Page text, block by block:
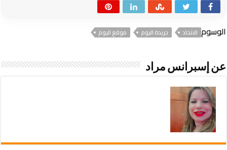
الوسوم الاتحاد جريدة اليوم موقع اليوم
عن إسبرانس مراد